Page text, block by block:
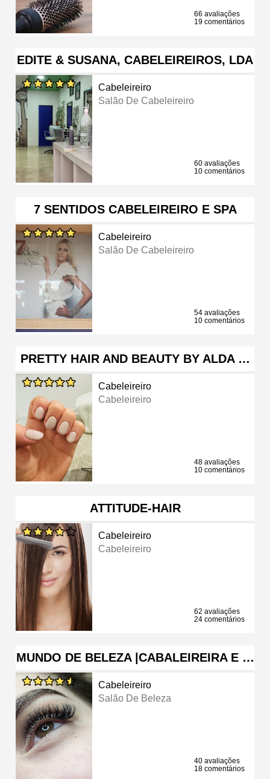
66 avaliações
19 comentários
EDITE & SUSANA, CABELEIREIROS, LDA
Cabeleireiro
Salão De Cabeleireiro
60 avaliações
10 comentários
7 SENTIDOS CABELEIREIRO E SPA
Cabeleireiro
Salão De Cabeleireiro
54 avaliações
10 comentários
PRETTY HAIR AND BEAUTY BY ALDA …
Cabeleireiro
Cabeleireiro
48 avaliações
10 comentários
ATTITUDE-HAIR
Cabeleireiro
Cabeleireiro
62 avaliações
24 comentários
MUNDO DE BELEZA |CABALEIREIRA E …
Cabeleireiro
Salão De Beleza
40 avaliações
18 comentários